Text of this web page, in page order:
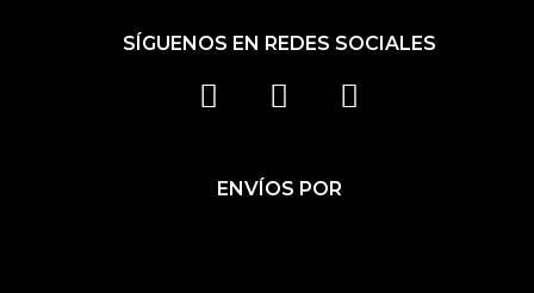
SÍGUENOS EN REDES SOCIALES
F
C
E
I
S
T
T
ENVÍOS POR